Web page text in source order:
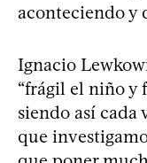
aconteciendo y
Ignacio
“frágil el niño y
siendo así cada
que